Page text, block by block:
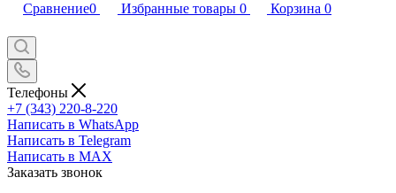
Сравнение0 Избранные товары 0 Корзина 0
Телефоны
+7 (343) 220-8-220
Написать в WhatsApp
Написать в Telegram
Написать в MAX
Заказать звонок